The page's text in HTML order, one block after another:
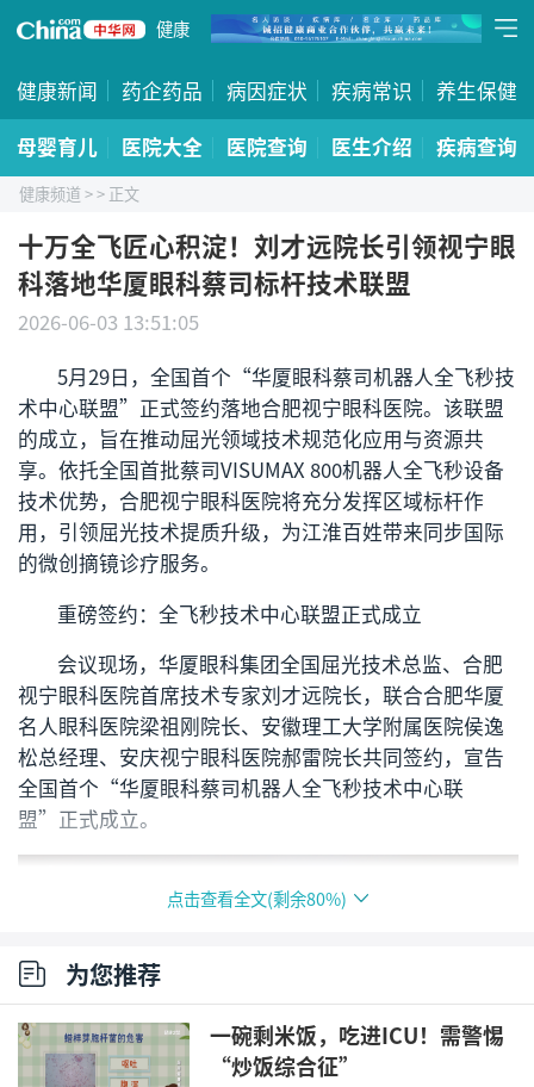
健康
健康新闻 药企药品 病因症状 疾病常识
养生保健
母婴育儿
医院大全 医院查询 医生介绍 疾病查询
健康频道>> 正文
十万全飞匠心积淀！刘才远院长引领视宁眼
科落地华厦眼科蔡司标杆技术联盟
2026-06-03 13:51:05
5月29日，全国首个“华厦眼科蔡司机器人全飞秒技
术中心联盟”正式签约落地合肥视宁眼科医院。该联盟
的成立，旨在推动屈光领域技术规范化应用与资源共
享。依托全国首批蔡司VISUMAX 800机器人全飞秒设备
技术优势，合肥视宁眼科医院将充分发挥区域标杆作
用，引领屈光技术提质升级，为江淮百姓带来同步国际
的微创摘镜诊疗服务。
重磅签约：全飞秒技术中心联盟正式成立
会议现场，华厦眼科集团全国屈光技术总监、合肥
视宁眼科医院首席技术专家刘才远院长，联合合肥华厦
名人眼科医院梁祖刚院长、安徽理工大学附属医院侯逸
松总经理、安庆视宁眼科医院郝雷院长共同签约，宣告
全国首个“华厦眼科蔡司机器人全飞秒技术中心联
盟”正式成立。
点击查看全文(剩余80%)
为您推荐
一碗剩米饭，吃进ICU！需警惕
“炒饭综合征”